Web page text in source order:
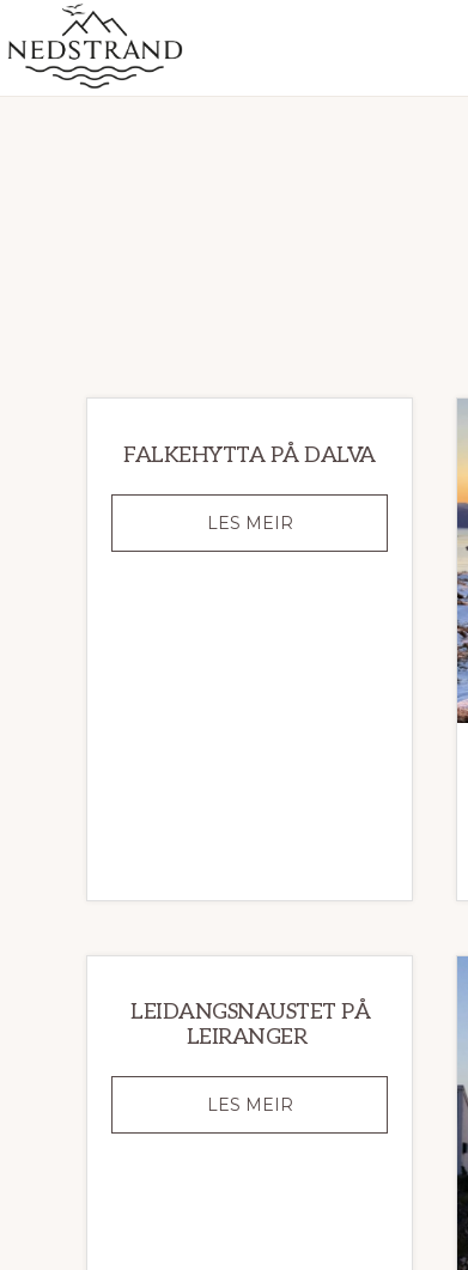
to
primary
to
main
FALKEHYTTA PÅ DALVA
LES MEIRFALKEHYTTA
PÅ
LEIDANGSNAUSTET PÅ
LEIRANGER
LES MEIRLEIDANGSNAUSTET
PÅ